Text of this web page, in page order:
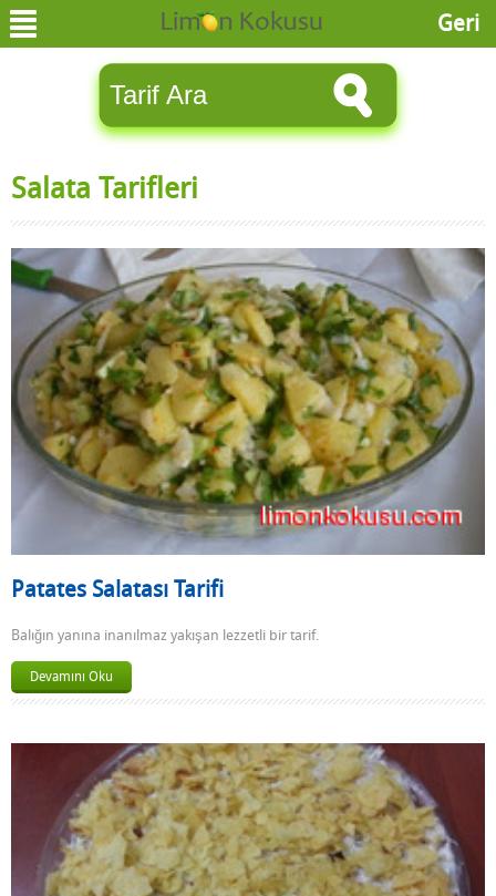
Geri
Salata Tarifleri
Patates Salatası Tarifi
Balığın yanına inanılmaz yakışan lezzetli bir tarif.
Devamını Oku